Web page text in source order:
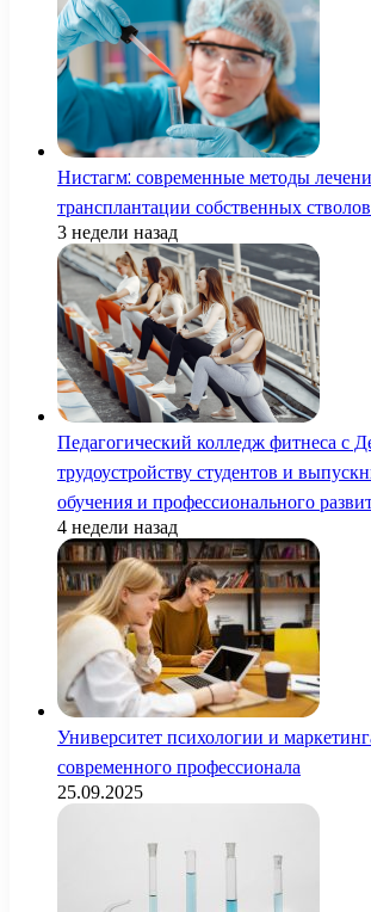
Нистагм: современные методы
трансплантации собственных
3 недели назад
Педагогический колледж фитнеса с
трудоустройству студентов и
обучения и профессионального
4 недели назад
Университет психологии и
современного профессионала
25.09.2025